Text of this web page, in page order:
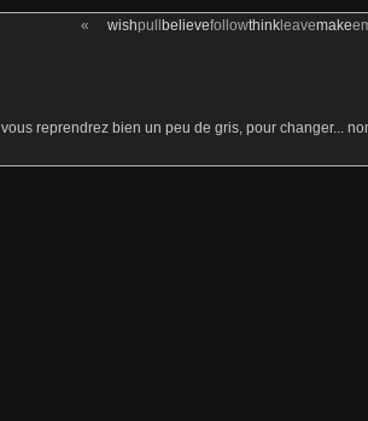
« wishpull believefollowthinkleavemake
vous reprendrez bien un peu de gris, pour changer...